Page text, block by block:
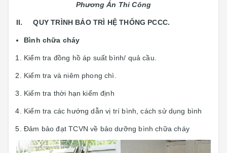
Phương Án Thi Công
II. QUY TRÌNH BẢO TRÌ HỆ THỐNG PCCC.
Bình chữa cháy
Kiểm tra đồng hồ áp suất bình/ quả cầu.
Kiểm tra và niêm phong chì.
Kiểm tra thời hạn kiểm định
Kiểm tra các hướng dẫn vị trí bình, cách sử dụng bình
Đảm bảo đạt TCVN về bảo dưỡng bình chữa cháy